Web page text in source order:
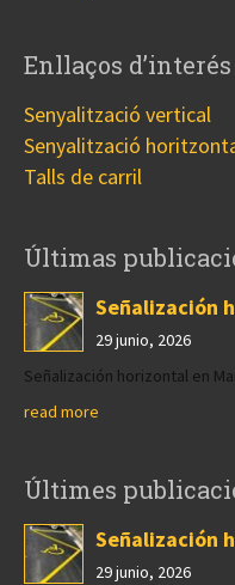
Enllaços d’interés
Senyalització vertical
Senyalització
Talls de carril
Últimas
Señalización
29 junio, 2026
Señalización horizontal en
read more
Últimes
Señalización
29 junio, 2026